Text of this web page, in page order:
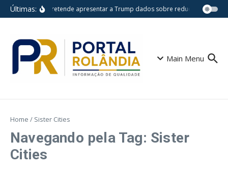
Ir para o conteúdo
Últimas:Lula pretende apresentar a Trump dados sobre redução do
Main Menu
Home / Sister Cities
Navegando pela Tag: Sister
Cities